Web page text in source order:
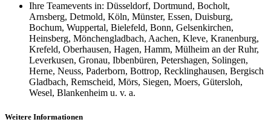
Ihre Teamevents in: Düsseldorf, Dortmund, Bocholt,
Arnsberg, Detmold, Köln, Münster, Essen, Duisburg,
Bochum, Wuppertal, Bielefeld, Bonn, Gelsenkirchen,
Heinsberg, Mönchengladbach, Aachen, Kleve, Kranenburg,
Krefeld, Oberhausen, Hagen, Hamm, Mülheim an der Ruhr,
Leverkusen, Gronau, Ibbenbüren, Petershagen, Solingen,
Herne, Neuss, Paderborn, Bottrop, Recklinghausen, Bergisch
Gladbach, Remscheid, Mörs, Siegen, Moers, Gütersloh,
Wesel, Blankenheim u. v. a.
Weitere Informationen